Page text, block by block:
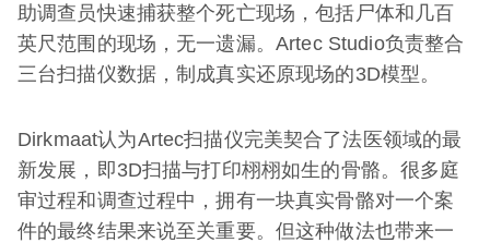
助调查员快速捕获整个死亡现场，包括尸体和几百
英尺范围的现场，无一遗漏。Artec Studio负责整合
三台扫描仪数据，制成真实还原现场的3D模型。
Dirkmaat认为Artec扫描仪完美契合了法医领域的最
新发展，即3D扫描与打印栩栩如生的骨骼。很多庭
审过程和调查过程中，拥有一块真实骨骼对一个案
件的最终结果来说至关重要。但这种做法也带来一